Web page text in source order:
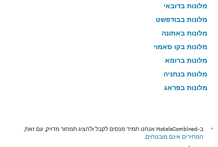
מלונות בדובאי
מלונות בבודפשט
מלונות באתונה
מלונות בקו סאמוי
מלונות ברומא
מלונות בנתניה
מלונות בפראג
מלונות בניו יורק
מלונות בבנגקוק
*
ב-HotelsCombined אנחנו תמיד מנסים לקבל ולהציג תמחור מדויק, עם זאת,
המחירים אינם מובטחים.